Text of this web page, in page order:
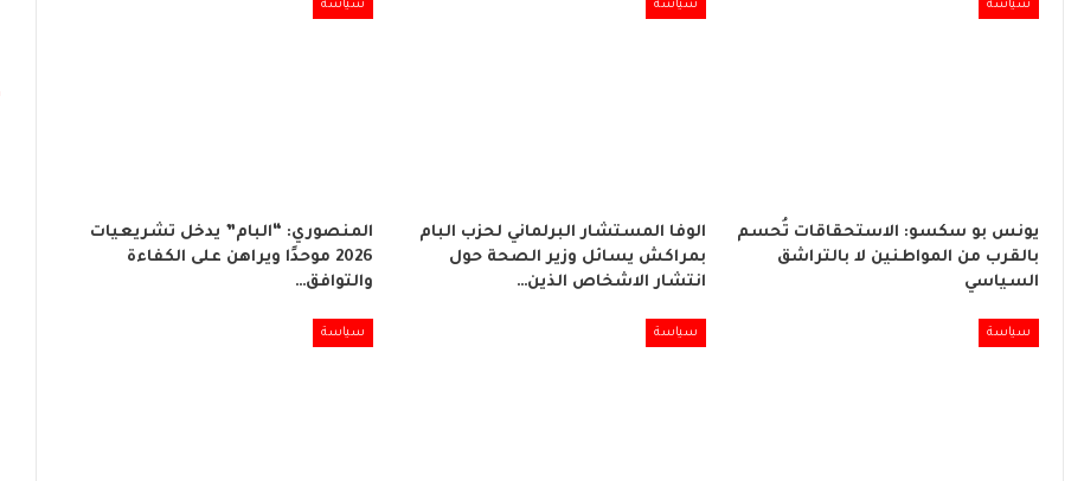
سياسة
يونس بو سكسو: الاستحقاقات تُحسم
بالقرب من المواطنين لا بالتراشق
السياسي
سياسة
الوفا المستشار البرلماني لحزب البام
بمراكش يسائل وزير الصحة حول
انتشار الاشخاص الذين…
سياسة
المنصوري: “البام” يدخل تشريعيات
2026 موحدًا ويراهن على الكفاءة
والتوافق…
سياسة سياسة سياسة